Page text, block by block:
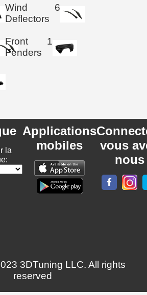
Wind
Deflectors
6
Front
Fenders
1
la
Applications
mobiles
vous
nous
3DTuning LLC. All rights
reserved